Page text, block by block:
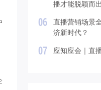
播才能脱颖而出
直播营销场景
济新时代？
应知应会｜直